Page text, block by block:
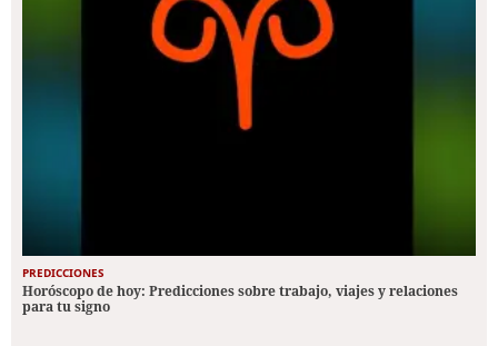
PREDICCIONES
Horóscopo de hoy: Predicciones sobre trabajo, viajes y relaciones
para tu signo